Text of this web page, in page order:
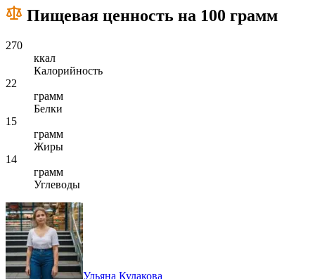
Пищевая ценность на 100 грамм
270
ккал
Калорийность
22
грамм
Белки
15
грамм
Жиры
14
грамм
Углеводы
Ульяна Кулакова